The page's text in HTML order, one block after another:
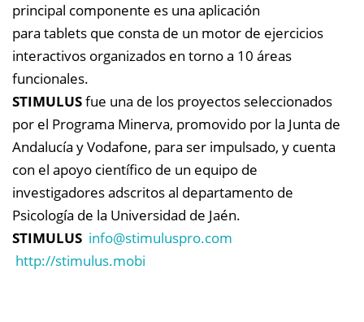
principal componente es una aplicación
para tablets que consta de un motor de ejercicios
interactivos organizados en torno a 10 áreas
funcionales.
STIMULUSfue una de los proyectos seleccionados
por el Programa Minerva, promovido por la Junta de
Andalucía y Vodafone, para ser impulsado, y cuenta
con el apoyo científico de un equipo de
investigadores adscritos al departamento de
Psicología de la Universidad de Jaén.
STIMULUS info@stimuluspro.com
http://stimulus.mobi